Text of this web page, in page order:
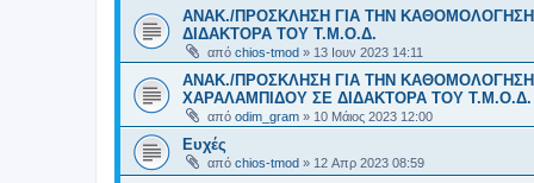
ΑΝΑΚ./ΠΡΟΣΚΛΗΣΗ ΓΙΑ ΤΗΝ
ΔΙΔΑΚΤΟΡΑ ΤΟΥ Τ.Μ.O.Δ.
από chios-tmod » 13 Ιουν 2023 14:11
ΑΝΑΚ./ΠΡΟΣΚΛΗΣΗ ΓΙΑ ΤΗΝ ΚΑΘΟΜΟΛΟΓΗΣΗ
ΧΑΡΑΛΑΜΠΙΔΟΥ ΣΕ ΔΙΔΑΚΤΟΡΑ ΤΟΥ Τ.Μ.O.Δ.
από odim_gram » 10 Μάιος 2023 12:00
Ευχές
από chios-tmod » 12 Απρ 2023 08:59